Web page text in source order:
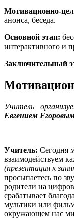
Мотивационно-
анонса, беседа.
Основной этап:
интерактивного и
Заключительный
Учитель
Евгением
Учитель: Сегодня
взаимодействуем
(презентация к
просыпаетесь по
родители на
срабатывает
мультики или
окружающем нас